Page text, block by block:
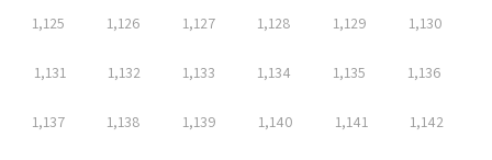
1,125 1,126 1,127 1,128 1,129 1,130
1,131 1,132 1,133 1,134 1,135 1,136
1,137 1,138 1,139 1,140 1,141 1,142